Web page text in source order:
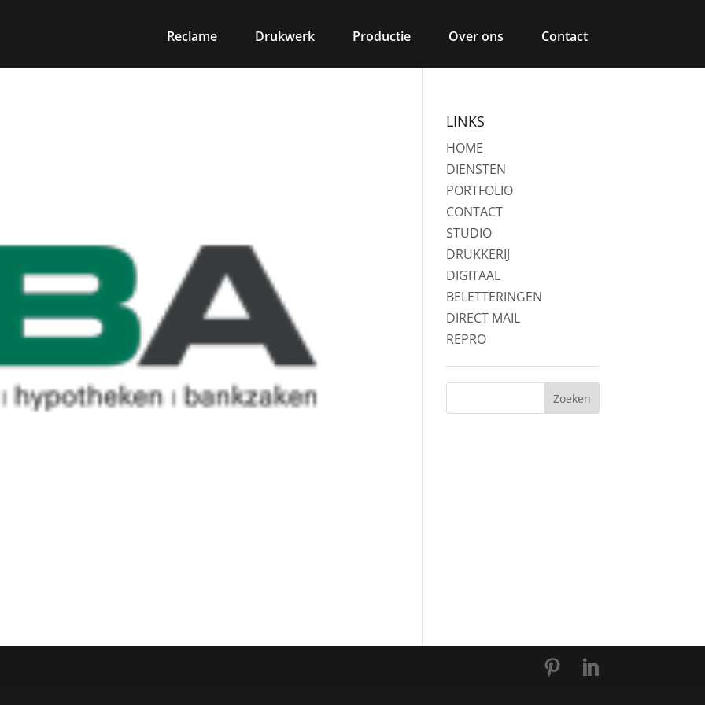
Reclame Drukwerk Productie Over ons Contact
LINKS
HOME
DIENSTEN
PORTFOLIO
CONTACT
STUDIO
DRUKKERIJ
DIGITAAL
BELETTERINGEN
DIRECT MAIL
REPRO